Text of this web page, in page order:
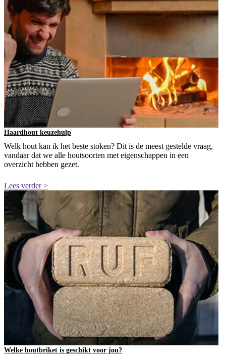
Haardhout keuzehulp
Welk hout kan ik het beste stoken? Dit is de meest gestelde vraag,
vandaar dat we alle houtsoorten met eigenschappen in een
overzicht hebben gezet.
Lees verder >
Welke houtbriket is geschikt voor jou?